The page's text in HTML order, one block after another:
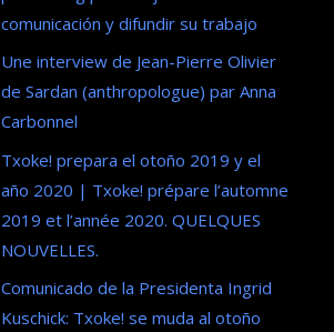
comunicación y difundir su trabajo
Une interview de Jean-Pierre Olivier
de Sardan (anthropologue) par Anna
Carbonnel
Txoke! prepara el otoño 2019 y el
año 2020 | Txoke! prépare l’automne
2019 et l’année 2020. QUELQUES
NOUVELLES.
Comunicado de la Presidenta Ingrid
Kuschick: Txoke! se muda al otoño